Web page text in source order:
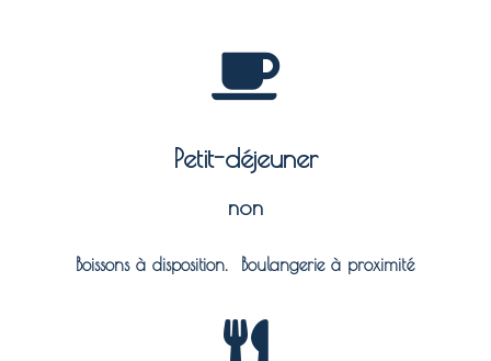
Petit-déjeuner
non
Boissons à disposition. Boulangerie à proximité